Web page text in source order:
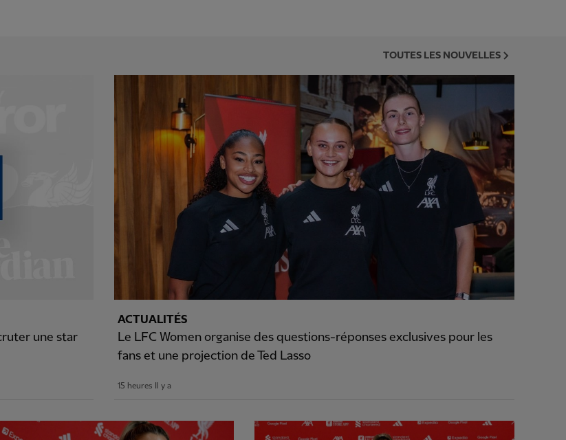
TOUTES LES NOUVELLES
une star
ACTUALITÉS
Le LFC Women organise des questions-réponses exclusives pour les
fans et une projection de Ted Lasso
15 heures Il y a